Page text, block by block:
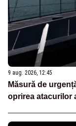
9 aug. 2026, 12:45
Măsură de
oprirea atacurilor